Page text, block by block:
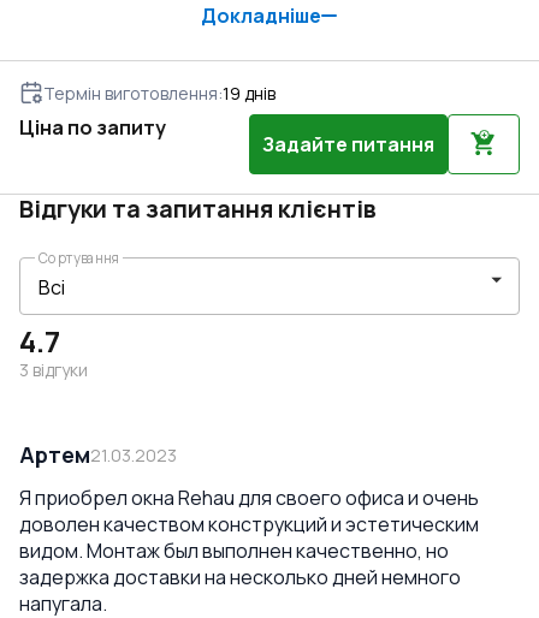
Докладніше
Термін виготовлення:19 днів
Ціна по запиту
Задайте питання
Відгуки та запитання клієнтів
4.7
3 відгуки
Сортування
Артем21.03.2023
Я приобрел окна Rehau для своего офиса и очень
доволен качеством конструкций и эстетическим
видом. Монтаж был выполнен качественно, но
задержка доставки на несколько дней немного
напугала.